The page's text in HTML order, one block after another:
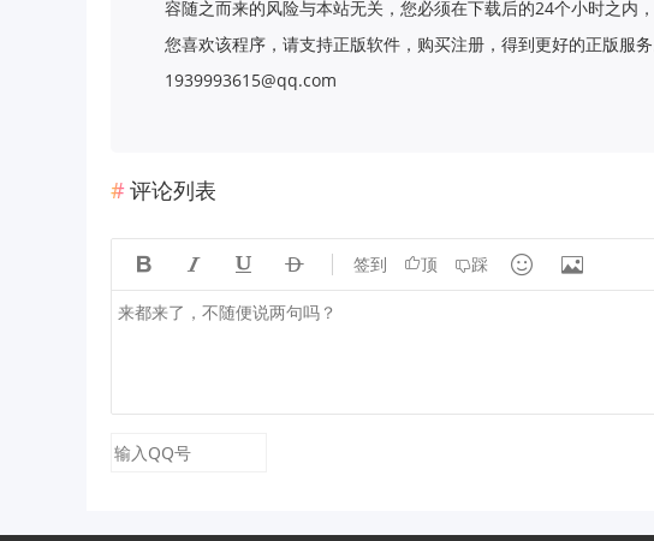
容随之而来的风险与本站无关，您必须在下载后的24个小时之内
您喜欢该程序，请支持正版软件，购买注册，得到更好的正版服
1939993615@qq.com
评论列表
    签到 顶 踩  